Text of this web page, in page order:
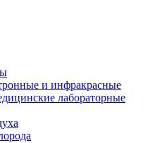
и инфракрасные
лабораторные